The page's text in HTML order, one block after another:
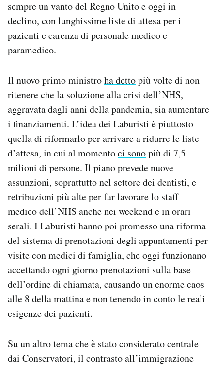
sempre un vanto del Regno Unito e oggi in
declino, con lunghissime liste di attesa per i
pazienti e carenza di personale medico e
paramedico.
Il nuovo primo ministroha dettopiù volte di non
ritenere che la soluzione alla crisi dell’NHS,
aggravata dagli anni della pandemia, sia aumentare
i finanziamenti. L’idea dei Laburisti è piuttosto
quella di riformarlo per arrivare a ridurre le liste
d’attesa, in cui al momentoci sonopiù di 7,5
milioni di persone. Il piano prevede nuove
assunzioni, soprattutto nel settore dei dentisti, e
retribuzioni più alte per far lavorare lo staff
medico dell’NHS anche nei weekend e in orari
serali. I Laburisti hanno poi promesso una riforma
del sistema di prenotazioni degli appuntamenti per
visite con medici di famiglia, che oggi funzionano
accettando ogni giorno prenotazioni sulla base
dell’ordine di chiamata, causando un enorme caos
alle 8 della mattina e non tenendo in conto le reali
esigenze dei pazienti.
Su un altro tema che è stato considerato centrale
dai Conservatori, il contrasto all’immigrazione